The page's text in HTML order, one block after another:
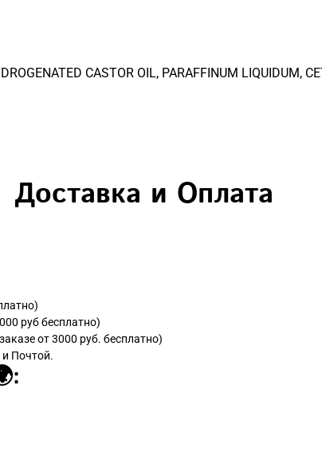
CASTOR OIL, PARAFFINUM LIQUIDUM,
Доставка и Оплата
руб бесплатно)
от 3000 руб. бесплатно)
и Почтой.